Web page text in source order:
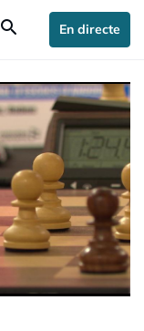
search En directe